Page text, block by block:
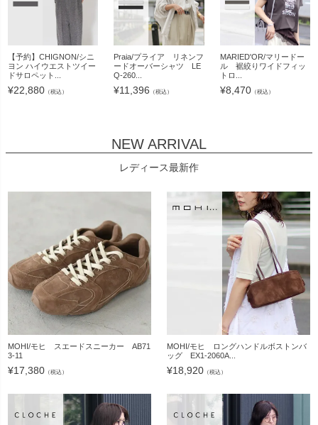
【予約】CHIGNON/シニ
ヨン ハイウエストツイー
ドサロペット...
¥22,880 （税込）
Praia/プライア リネンフ
ードオーバーシャツ LE
Q-260...
¥11,396 （税込）
MARIED'OR/マリードー
ル 裾絞りワイドフィッ
トロ...
¥8,470（税込）
NEW ARRIVAL
レディース最新作
MOHI/モヒ スエードスニーカー AB71
3-11
¥17,380 （税込）
MOHI/モヒ ロングハンドルボストンバ
ッグ EX1-2060A...
¥18,920 （税込）